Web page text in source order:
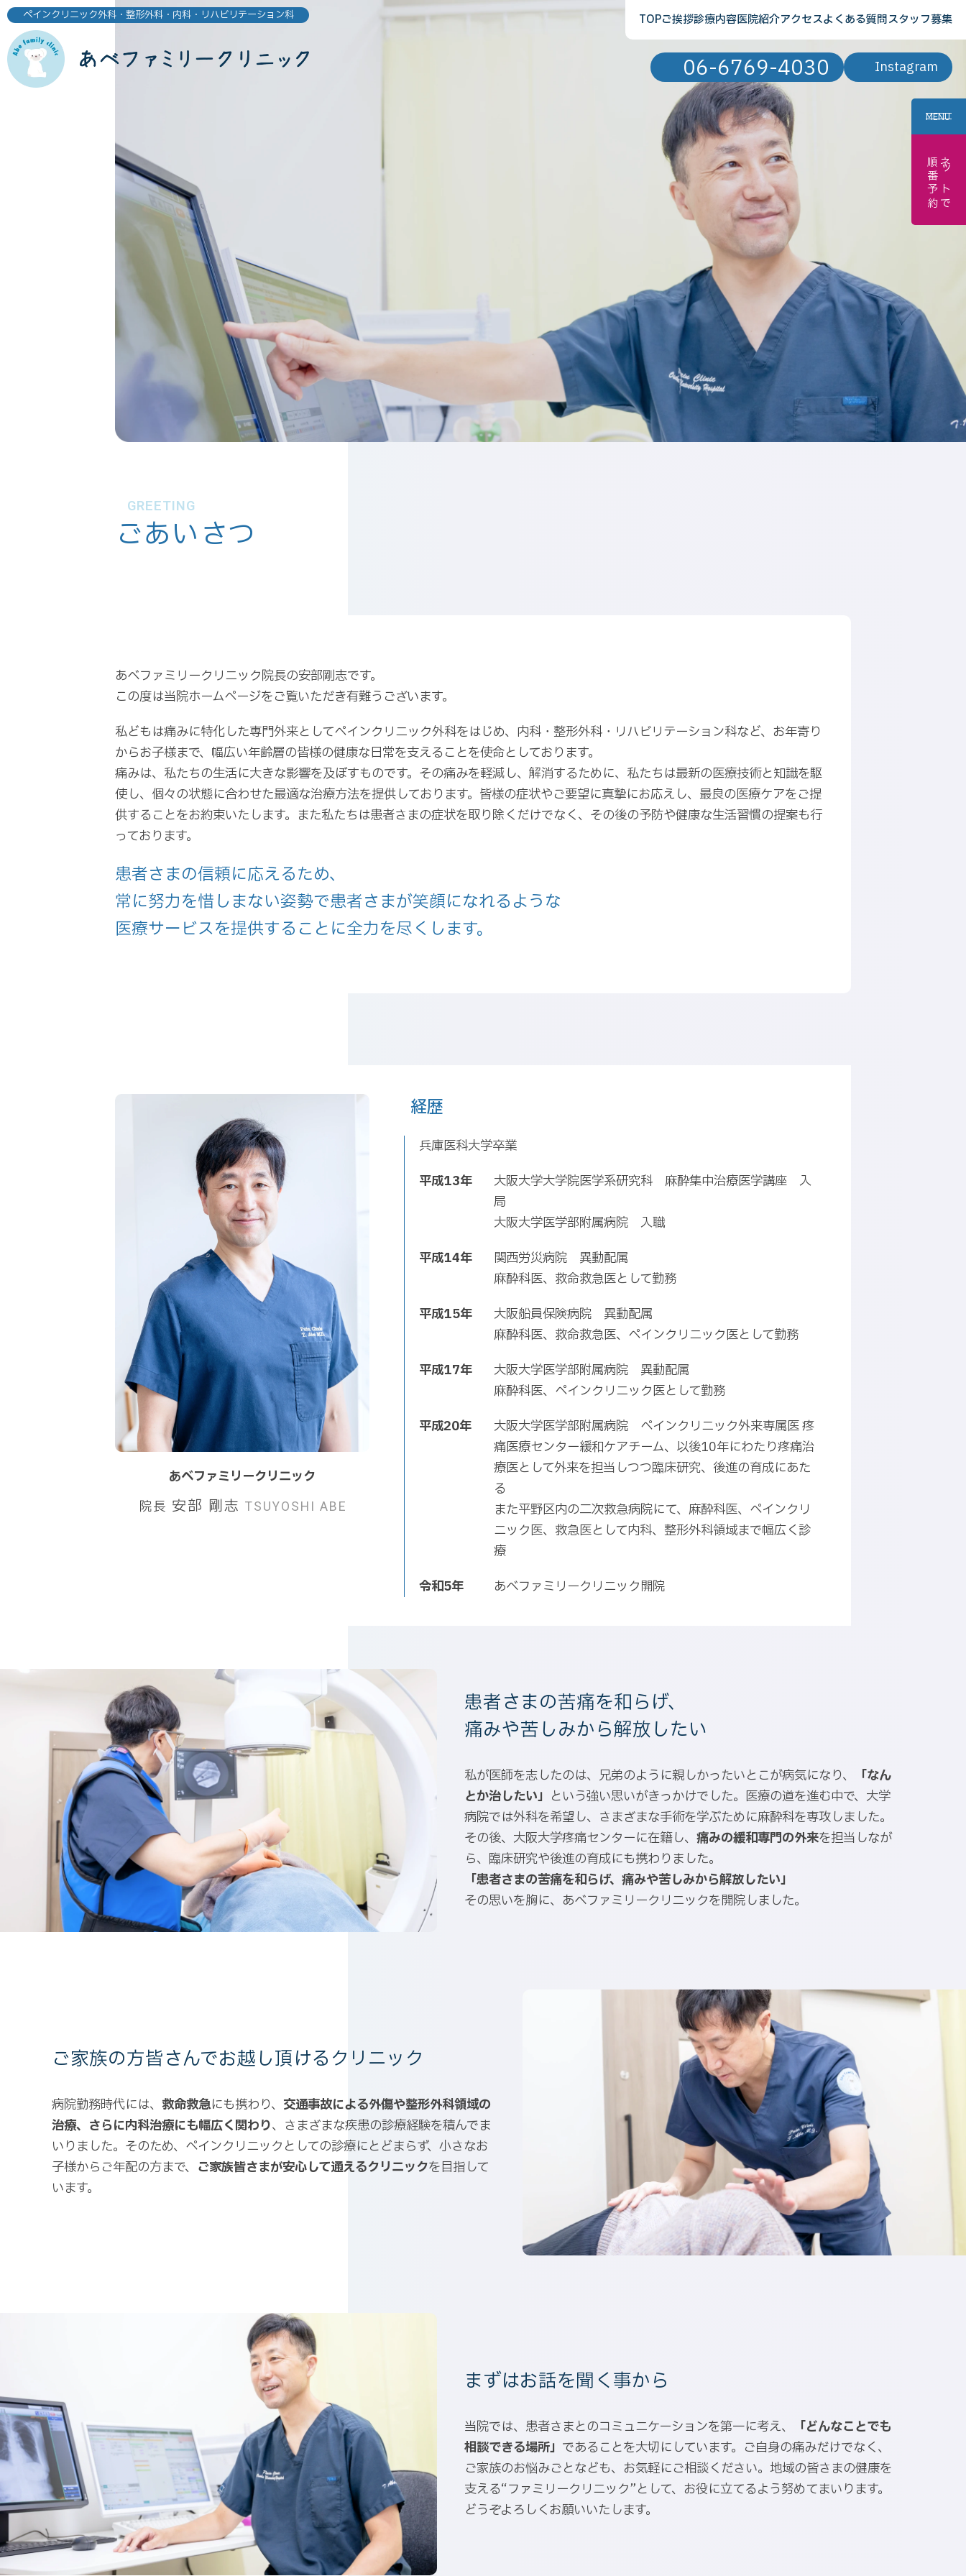
ペインクリニック外科・整形外科・内科・リハビリテーション科 TOPご挨拶診療内容医院紹介アクセスよくある質問スタッフ募集
06-6769-4030 Instagram
MENU
ネットで
順番予約
GREETING
ごあいさつ
あべファミリークリニック院長の安部剛志です。
この度は当院ホームページをご覧いただき有難うございます。
私どもは痛みに特化した専門外来としてペインクリニック外科をはじめ、内科・整形外科・リハビリテーション科など、お年寄り
からお子様まで、幅広い年齢層の皆様の健康な日常を支えることを使命としております。
痛みは、私たちの生活に大きな影響を及ぼすものです。その痛みを軽減し、解消するために、私たちは最新の医療技術と知識を駆
使し、個々の状態に合わせた最適な治療方法を提供しております。皆様の症状やご要望に真摯にお応えし、最良の医療ケアをご提
供することをお約束いたします。また私たちは患者さまの症状を取り除くだけでなく、その後の予防や健康な生活習慣の提案も行
っております。
患者さまの信頼に応えるため、
常に努力を惜しまない姿勢で患者さまが笑顔になれるような
医療サービスを提供することに全力を尽くします。
あべファミリークリニック
院長 安部 剛志 TSUYOSHI ABE
経歴
兵庫医科大学卒業
平成13年
大阪大学大学院医学系研究科 麻酔集中治療医学講座 入
局
大阪大学医学部附属病院 入職
平成14年
関西労災病院 異動配属
麻酔科医、救命救急医として勤務
平成15年
大阪船員保険病院 異動配属
麻酔科医、救命救急医、ペインクリニック医として勤務
平成17年
大阪大学医学部附属病院 異動配属
麻酔科医、ペインクリニック医として勤務
平成20年
大阪大学医学部附属病院 ペインクリニック外来専属医 疼
痛医療センター緩和ケアチーム、以後10年にわたり疼痛治
療医として外来を担当しつつ臨床研究、後進の育成にあた
る
また平野区内の二次救急病院にて、麻酔科医、ペインクリ
ニック医、救急医として内科、整形外科領域まで幅広く診
療
令和5年
あべファミリークリニック開院
患者さまの苦痛を和らげ、
痛みや苦しみから解放したい
私が医師を志したのは、兄弟のように親しかったいとこが病気になり、
「なん
とか治したい」 という強い思いがきっかけでした。医療の道を進む中で、大学
病院では外科を希望し、さまざまな手術を学ぶために麻酔科を専攻しました。
その後、大阪大学疼痛センターに在籍し、 痛みの緩和専門の外来を担当しなが
ら、臨床研究や後進の育成にも携わりました。
「患者さまの苦痛を和らげ、痛みや苦しみから解放したい」
その思いを胸に、あべファミリークリニックを開院しました。
ご家族の方皆さんでお越し頂けるクリニック
病院勤務時代には、 救命救急にも携わり、 交通事故による外傷や整形外科領域の
治療、さらに内科治療にも幅広く関わり、さまざまな疾患の診療経験を積んでま
いりました。そのため、ペインクリニックとしての診療にとどまらず、小さなお
子様からご年配の方まで、 ご家族皆さまが安心して通えるクリニックを目指して
います。
まずはお話を聞く事から
当院では、患者さまとのコミュニケーションを第一に考え、
「どんなことでも
相談できる場所」 であることを大切にしています。ご自身の痛みだけでなく、
ご家族のお悩みごとなども、お気軽にご相談ください。地域の皆さまの健康を
支える“ファミリークリニック”として、お役に立てるよう努めてまいります。
どうぞよろしくお願いいたします。